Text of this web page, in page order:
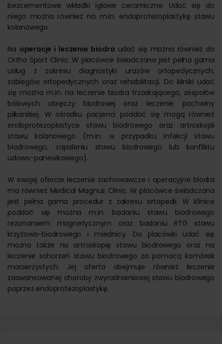
bezcementowe wkładki igłowe ceramiczne. Udać się do
niego można również na m.in. endoprotezoplastykę stawu
kolanowego.
Na operacje i leczenie biodra udać się można również do
Ortho Sport Clinic. W placówce świadczona jest pełna gama
usług z zakresu diagnostyki urazów ortopedycznych,
zabiegów ortopedycznych oraz rehabilitacji. Do kliniki udać
się można m.in. na leczenie biodra trzaskającego, zespołów
bólowych obręczy biodrowej oraz leczenie pachwiny
piłkarskiej. W ośrodku pacjenci poddać się mogą również
endoprotezoplastyce stawu biodrowego oraz artroskopii
stawu kolanowego (m.in. w przypadku infekcji stawu
biodrowego, zapaleniu stawu biodrowego lub konfliktu
udowo-panewkowego).
W swojej ofercie leczenie zachowawcze i operacyjne biodra
ma również Medical Magnus Clinic. W placówce świadczona
jest pełna gama procedur z zakresu ortopedii. W klinice
poddać się można m.in. badaniu stawu biodrowego
rezonansem magnetycznym oraz badaniu RTG stawu
krzyżowo-biodrowego i miednicy. Do placówki udać się
można także na artroskopię stawu biodrowego oraz na
leczenie schorzeń stawu biodrowego za pomocą komórek
macierzystych. Jej oferta obejmuje również leczenie
zaawansowanej choroby zwyrodnieniowej stawu biodrowego
poprzez endoprotezoplastykę.